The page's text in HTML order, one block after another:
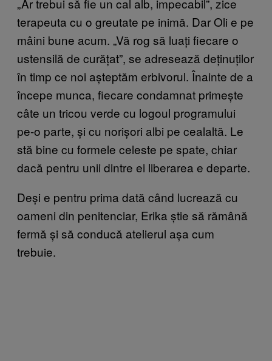
„Ar trebui să fie un cal alb, impecabil”, zice
terapeuta cu o greutate pe inimă. Dar Oli e pe
mâini bune acum. „Vă rog să luați fiecare o
ustensilă de curățat”, se adresează deținuților
în timp ce noi așteptăm erbivorul. Înainte de a
începe munca, fiecare condamnat primește
câte un tricou verde cu logoul programului
pe-o parte, și cu norișori albi pe cealaltă. Le
stă bine cu formele celeste pe spate, chiar
dacă pentru unii dintre ei liberarea e departe.
Deși e pentru prima dată când lucrează cu
oameni din penitenciar, Erika știe să rămână
fermă și să conducă atelierul așa cum
trebuie.